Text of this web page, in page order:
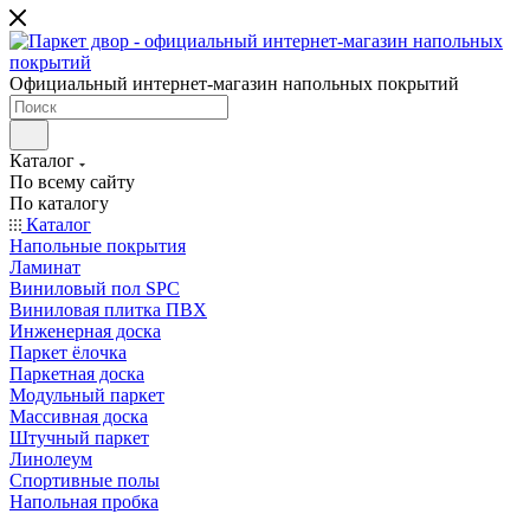
Официальный интернет-магазин напольных покрытий
Каталог
По всему сайту
По каталогу
Каталог
Напольные покрытия
Ламинат
Виниловый пол SPC
Виниловая плитка ПВХ
Инженерная доска
Паркет ёлочка
Паркетная доска
Модульный паркет
Массивная доска
Штучный паркет
Линолеум
Спортивные полы
Напольная пробка